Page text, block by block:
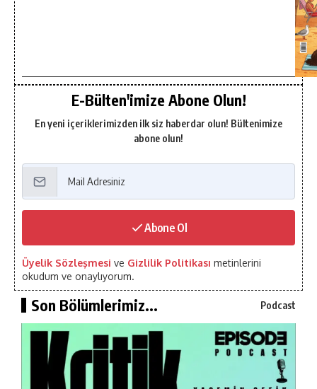
E-Bülten'imize Abone Olun!
En yeni içeriklerimizden ilk siz haberdar olun! Bültenimize
abone olun!
Abone Ol
Üyelik Sözleşmesi ve Gizlilik Politikası metinlerini
okudum ve onaylıyorum.
Son Bölümlerimiz... Podcast